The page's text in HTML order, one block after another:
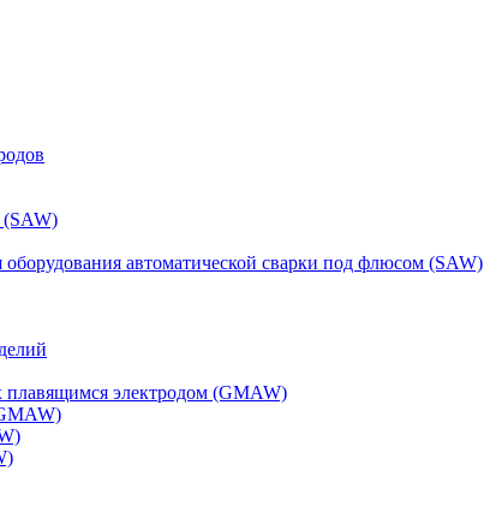
(SAW)
автоматической сварки под флюсом (SAW)
плавящимся электродом (GMAW)